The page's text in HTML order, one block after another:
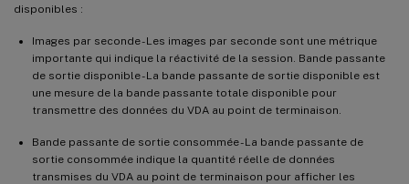
disponibles :
Images par seconde - Les images par seconde sont une métrique
importante qui indique la réactivité de la session. Bande passante
de sortie disponible - La bande passante de sortie disponible est
une mesure de la bande passante totale disponible pour
transmettre des données du VDA au point de terminaison.
Bande passante de sortie consommée - La bande passante de
sortie consommée indique la quantité réelle de données
transmises du VDA au point de terminaison pour afficher les